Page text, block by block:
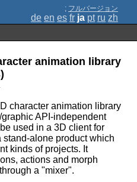
; フルバージョン
de en es fr ja pt ru zh
animation library
character animation library
API-independent
used in a 3D client for
alone product which
kinds of projects. It
actions and morph
a "mixer".